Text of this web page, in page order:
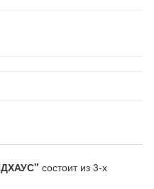
состоит из 3-х